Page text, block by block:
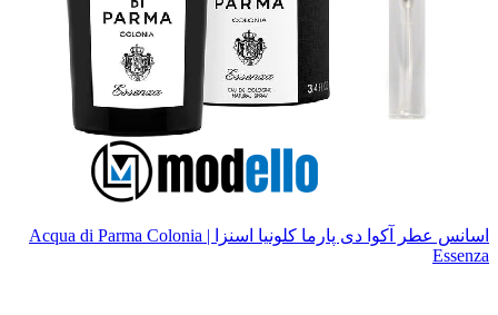
اسانس عطر آکوا دی پارما کلونیا اسنزا | Acqua di Parma Colonia
Essenza